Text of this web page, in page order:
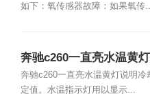
如下：氧传感器故障：如果氧传...
奔驰c260一直亮水温黄
况？
奔驰c260一直亮水温黄灯说明冷
定值。水温指示灯用以显示...